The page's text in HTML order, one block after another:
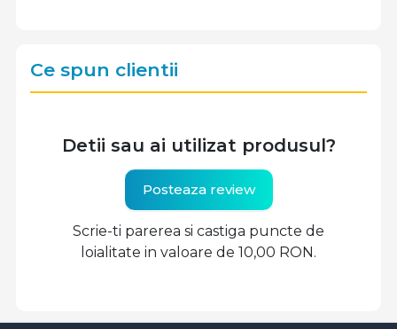
Ce spun clientii
Detii sau ai utilizat produsul?
Posteaza review
Scrie-ti parerea si castiga puncte de
loialitate in valoare de 10,00 RON.